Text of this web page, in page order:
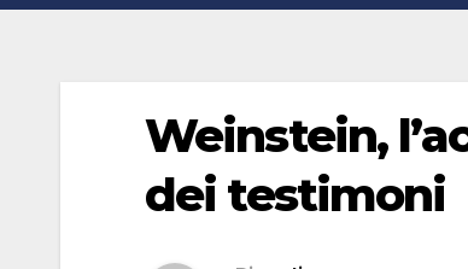
Weinstein,
dei testimoni